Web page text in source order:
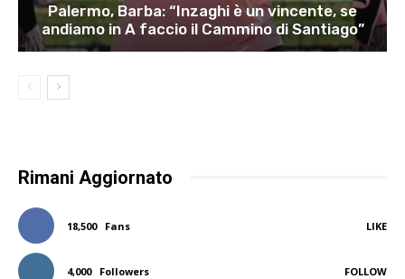
Palermo, Barba: “Inzaghi è un vincente, se
andiamo in A faccio il Cammino di Santiago”
Rimani Aggiornato
18,500 Fans LIKE
4,000 Followers FOLLOW